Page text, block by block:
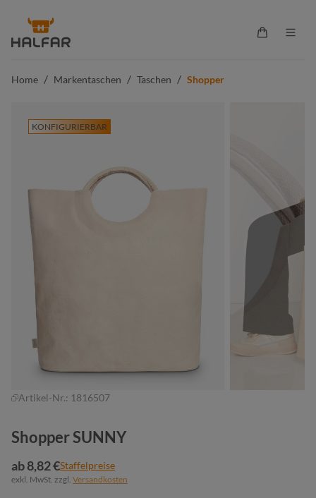
springen
Home / Markentaschen / Taschen / Shopper
KONFIGURIERBAR
Artikel-Nr.: 1816507
Shopper SUNNY
ab 8,82 €Staffelpreise
exkl. MwSt. zzgl. Versandkosten